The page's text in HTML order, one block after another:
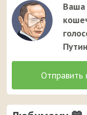
мгновений она
Юрию. Это
неизвестного
мужчины ;)
Ваша